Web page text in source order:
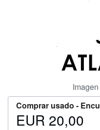
Comprar usado -
Precio
EUR 20,00